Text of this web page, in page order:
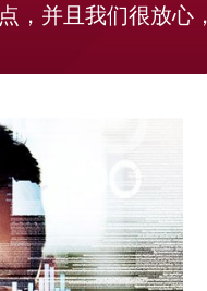
，并且我们很放心